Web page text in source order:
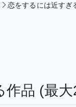
恋をするには近すぎ
作品 (最